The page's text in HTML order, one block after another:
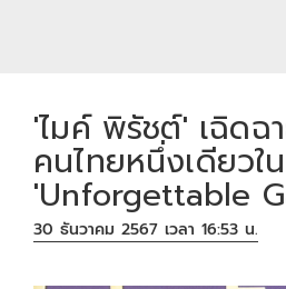
'ไมค์ พิรัชต์' เฉิดฉ
คนไทยหนึ่งเดียวใน
'Unforgettable
30 ธันวาคม 2567 เวลา 16:53 น.